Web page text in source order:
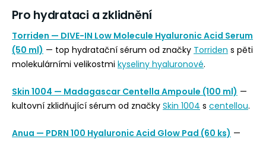
Pro hydrataci a zklidnění
Torriden — DIVE-IN Low Molecule Hyaluronic Acid Serum
(50 ml) — top hydratační sérum od značky Torriden s pěti
molekulárními velikostmi kyseliny hyaluronové.
Skin 1004 — Madagascar Centella Ampoule (100 ml) —
kultovní zklidňující sérum od značky Skin 1004 s centellou.
Anua — PDRN 100 Hyaluronic Acid Glow Pad (60 ks) —